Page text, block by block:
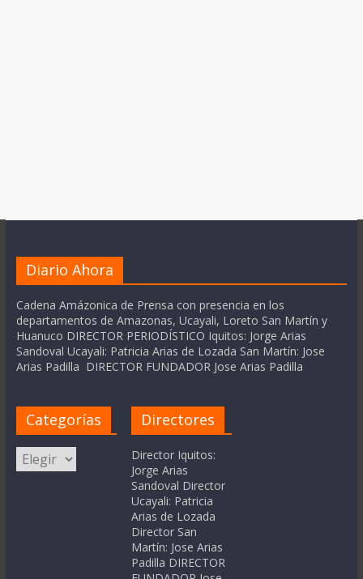
Diario Ahora
Cadena Amázonica de Prensa con presencia en los
departamentos de Amazonas, Ucayali, Loreto San Martín y
Huanuco DIRECTOR PERIODÍSTICO Iquitos: Jorge Arias
Sandoval Ucayali: Patricia Arias de Lozada San Martín: Jose
Arias Padilla DIRECTOR FUNDADOR Jose Arias Padilla
Categorías
Categorías
Directores
Director Iquitos:
Jorge Arias
Sandoval Director
Ucayali: Patricia
Arias de Lozada
Director San
Martín: Jose Arias
Padilla DIRECTOR